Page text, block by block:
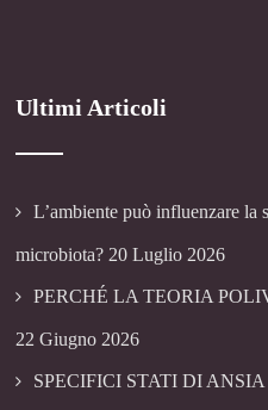
Ultimi Articoli
L’ambiente può influenzare la
microbiota? 20 Luglio 2026
PERCHÉ LA TEORIA
22 Giugno 2026
SPECIFICI STATI DI